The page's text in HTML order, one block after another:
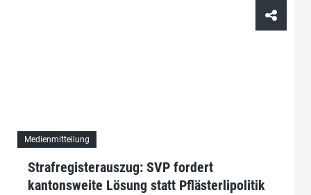
Medienmitteilung
Strafregisterauszug: SVP fordert
kantonsweite Lösung statt Pflästerlipolitik